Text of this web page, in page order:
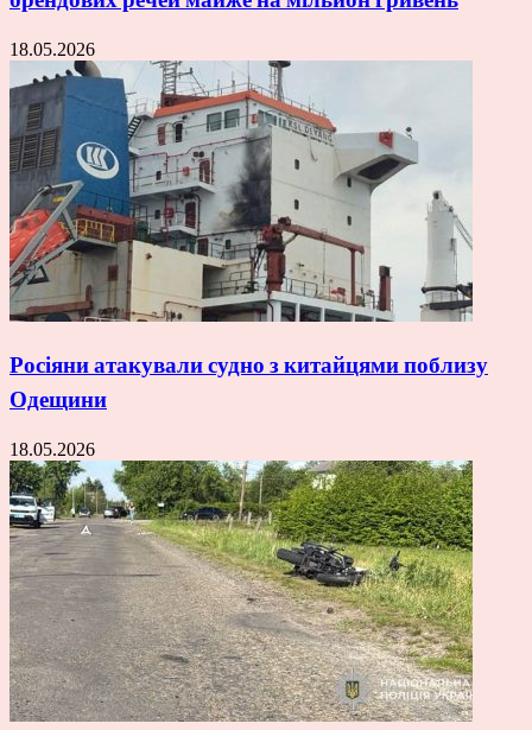
18.05.2026
Росіяни атакували судно з китайцями поблизу
Одещини
18.05.2026